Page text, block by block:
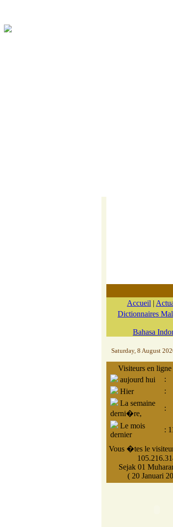
Accueil |
Dictionnaires
Bahasa
Saturday, 8 August
Visiteurs en
aujourd hui
:
Hier
:
La semaine
derni�re,
:
Le mois
dernier
:
Vous �tes le
Sejak 01
( 20 Januari